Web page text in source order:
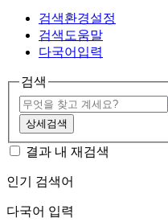
검색환경설정
검색도움말
다국어입력
검색
상세검색
결과 내 재검색
인기 검색어
다국어 입력